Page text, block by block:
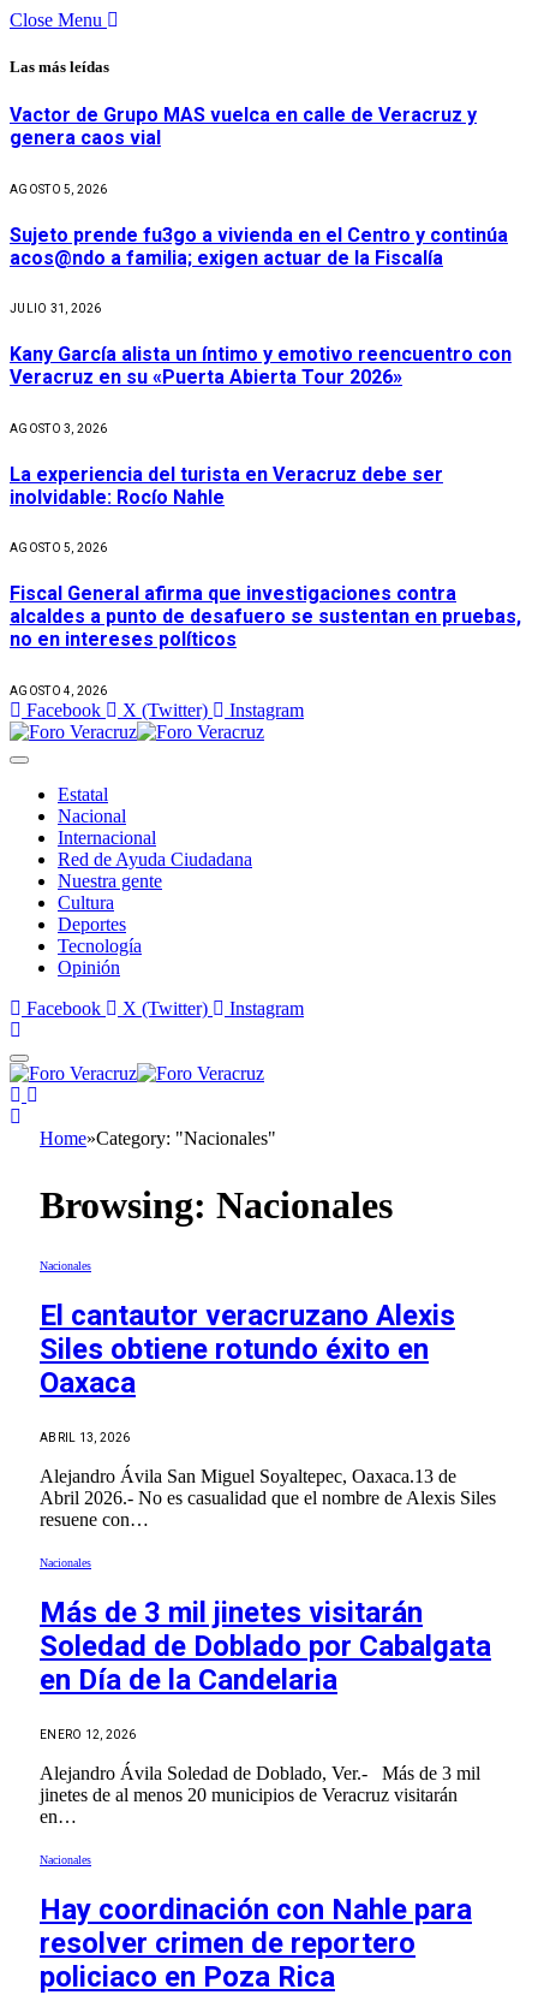
Close Menu
Las más leídas
Vactor de Grupo MAS vuelca en calle de Veracruz y
genera caos vial
AGOSTO 5, 2026
Sujeto prende fu3go a vivienda en el Centro y continúa
acos@ndo a familia; exigen actuar de la Fiscalía
JULIO 31, 2026
Kany García alista un íntimo y emotivo reencuentro con
Veracruz en su «Puerta Abierta Tour 2026»
AGOSTO 3, 2026
La experiencia del turista en Veracruz debe ser
inolvidable: Rocío Nahle
AGOSTO 5, 2026
Fiscal General afirma que investigaciones contra
alcaldes a punto de desafuero se sustentan en pruebas,
no en intereses políticos
AGOSTO 4, 2026
Facebook X (Twitter) Instagram
Estatal
Nacional
Internacional
Red de Ayuda Ciudadana
Nuestra gente
Cultura
Deportes
Tecnología
Opinión
Facebook
X (Twitter) Instagram
Home»Category: "Nacionales"
Browsing: Nacionales
Nacionales
El cantautor veracruzano Alexis
Siles obtiene rotundo éxito en
Oaxaca
ABRIL 13, 2026
Alejandro Ávila San Miguel Soyaltepec, Oaxaca.13 de
Abril 2026.- No es casualidad que el nombre de Alexis Siles
resuene con…
Nacionales
Más de 3 mil jinetes visitarán
Soledad de Doblado por Cabalgata
en Día de la Candelaria
ENERO 12, 2026
Alejandro Ávila Soledad de Doblado, Ver.- Más de 3 mil
jinetes de al menos 20 municipios de Veracruz visitarán
en…
Nacionales
Hay coordinación con Nahle para
resolver crimen de reportero
policiaco en Poza Rica